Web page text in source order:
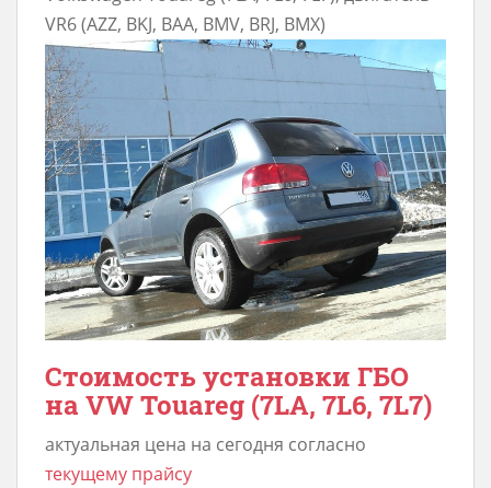
VR6 (AZZ, BKJ, BAA, BMV, BRJ, BMX)
Стоимость установки ГБО
на VW Touareg (7LA, 7L6, 7L7)
актуальная цена на сегодня согласно
текущему прайсу